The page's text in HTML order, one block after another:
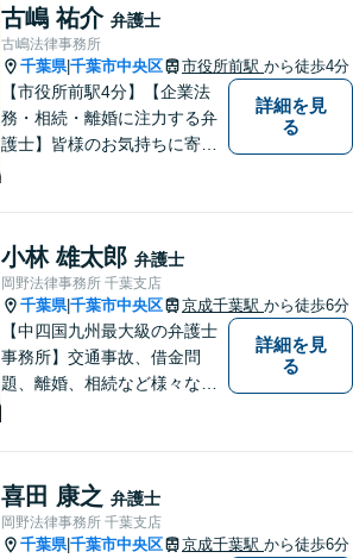
応】ご相談者様の精神的負担
を軽減することも重視してい
る弁護士です。【千葉駅徒歩
７分】
古嶋 祐介 弁護士
古嶋法律事務所
千葉県|千葉市中央区 市役所前駅 から徒歩4分
【市役所前駅4分】【企業法
務・相続・離婚に注力する弁
護士】皆様のお気持ちに寄り
まいります。お困りごとがあ
れば、お早めにご相談くださ
い。【オンライン相談可】
詳細を見
る
小林 雄太郎 弁護士
岡野法律事務所 千葉支店
千葉県|千葉市中央区 京成千葉駅 から徒歩6分
【中四国九州最大級の弁護士
事務所】交通事故、借金問
題、離婚、相続など様々な問
い！
詳細を見
る
喜田 康之 弁護士
岡野法律事務所 千葉支店
千葉県|千葉市中央区 京成千葉駅 から徒歩6分